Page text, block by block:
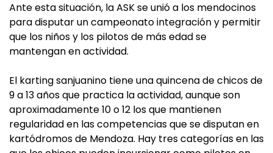
Ante esta situación, la ASK se unió a los mendocinos
para disputar un campeonato integración y permitir
que los niños y los pilotos de más edad se
mantengan en actividad.
El karting sanjuanino tiene una quincena de chicos de
9 a 13 años que practica la actividad, aunque son
aproximadamente 10 o 12 los que mantienen
regularidad en las competencias que se disputan en
kartódromos de Mendoza. Hay tres categorías en las